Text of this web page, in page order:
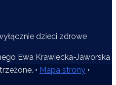
dzieci zdrowe
• Mapa strony •